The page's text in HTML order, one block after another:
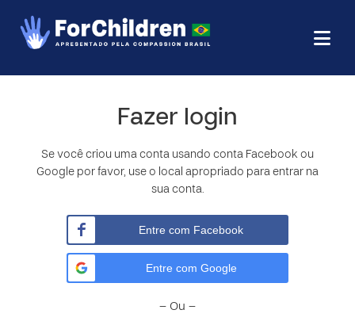
Fazer login
Se você criou uma conta usando conta Facebook ou
Google por favor, use o local apropriado para entrar na
sua conta.
Entre com Facebook
Entre com Google
– Ou –